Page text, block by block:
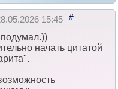
15:45 #
начать цитатой